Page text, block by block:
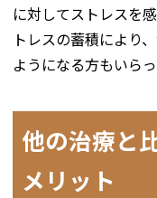
に対してストレスを
トレスの蓄積により
ようになる方もいらっ
他の治療と
メリット